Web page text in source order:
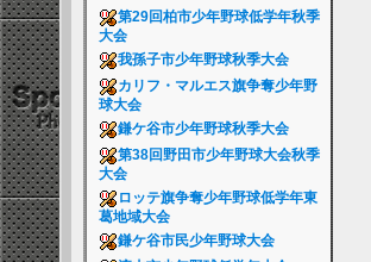
第29回柏市少年野球低学年秋季
大会
我孫子市少年野球秋季大会
カリフ・マルエス旗争奪少年野
球大会
鎌ケ谷市少年野球秋季大会
第38回野田市少年野球大会秋季
大会
ロッテ旗争奪少年野球低学年東
葛地域大会
鎌ケ谷市民少年野球大会